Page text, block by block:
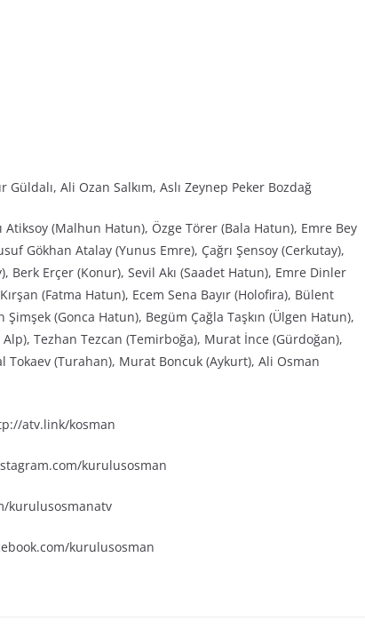
Ali Ozan Salkım, Aslı Zeynep Peker Bozdağ
Atiksoy (Malhun Hatun), Özge Törer (Bala Hatun), Emre Bey
Gökhan Atalay (Yunus Emre), Çağrı Şensoy (Cerkutay),
Berk Erçer (Konur), Sevil Akı (Saadet Hatun), Emre Dinler
(Fatma Hatun), Ecem Sena Bayır (Holofira), Bülent
(Gonca Hatun), Begüm Çağla Taşkın (Ülgen Hatun),
Tezhan Tezcan (Temirboğa), Murat İnce (Gürdoğan),
(Turahan), Murat Boncuk (Aykurt), Ali Osman
atv.link/kosman
kurulusosman
kurulusosmanatv
kurulusosman